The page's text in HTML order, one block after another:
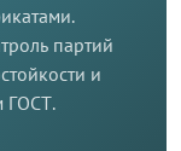
партий
и
ГОСТ.